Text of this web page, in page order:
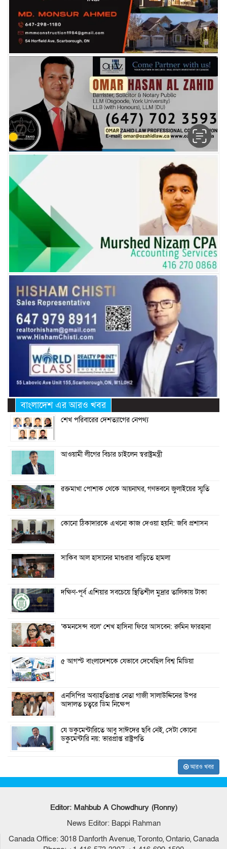
বাংলাদেশ এর আরও খবর
শেখ পরিবারের দেশত্যাগের নেপথ্য
আওয়ামী লীগের বিচার চাইলেন স্বরাষ্ট্রমন্ত্রী
রক্তমাখা পোশাক থেকে আয়নাঘর, গণভবনে জুলাইয়ের স্মৃতি
কোনো ঠিকাদারকে এখনো কাজ দেওয়া হয়নি: জবি প্রশাসন
সাকিব আল হাসানের মাগুরার বাড়িতে হামলা
দক্ষিণ-পূর্ব এশিয়ার সবচেয়ে স্থিতিশীল মুদ্রার তালিকায় টাকা
‘কমনসেন্স বলে’ শেখ হাসিনা ফিরে আসবেন: রুমিন ফারহানা
৫ আগস্ট বাংলাদেশকে যেভাবে দেখেছিল বিশ্ব মিডিয়া
এনসিপির অব্যাহতিপ্রাপ্ত নেতা গাজী সালাউদ্দিনের উপর
আদালত চত্বরে ডিম নিক্ষেপ
যে ডকুমেন্টারিতে আবু সাঈদের ছবি নেই, সেটা কোনো
ডকুমেন্টারি নয়: ভারপ্রাপ্ত রাষ্ট্রপতি
আরও খবর
Editor: Mahbub A Chowdhury (Ronny)
News Editor: Bappi Rahman
Canada Office: 3018 Danforth Avenue, Toronto, Ontario, Canada